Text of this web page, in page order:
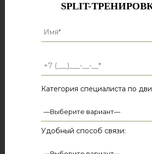
SPLIT-
Категория специалиста по
Удобный способ связи: